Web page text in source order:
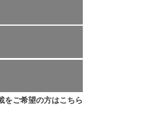
をご希望の方はこちら